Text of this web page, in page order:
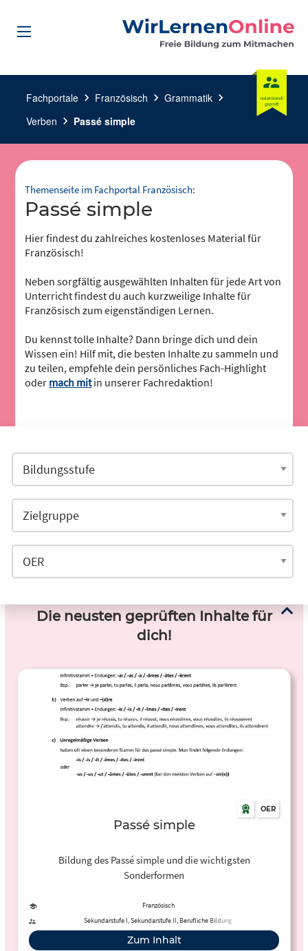
Fachportale chevron_right Französisch chevron_right Grammatik chevron_right
Verben chevron_right Passé simple
Themenseite im Fachportal Französisch:
Passé simple
Hier findest du zahlreiches kostenloses Material für
Französisch!
Neben sorgfältig ausgewählten Inhalten für jede Art von
Unterricht findest du auch kurzweilige Inhalte für
Französisch zum eigenständigen Lernen.
Du kennst tolle Inhalte? Dann bringe dich und dein
Wissen ein! Hilf mit, die besten Inhalte zu sammeln und
zu teilen, empfehle dein persönliches Fach-Highlight
oder mach mitin unserer Fachredaktion!
Die neusten geprüften Inhalte für
dich!
OER
Passé simple
Bildung des Passé simple und die wichtigsten
Sonderformen
Französisch
Sekundarstufe I, Sekundarstufe II, Berufliche Bildung
Zum Inhalt